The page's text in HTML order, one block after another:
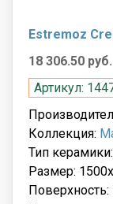
Estremoz
18 306.50 руб.
Артикул:
Коллекция:
Тип
Размер: